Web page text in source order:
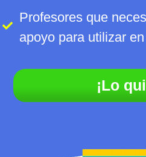
Profesores que
apoyo para utilizar
¡Lo